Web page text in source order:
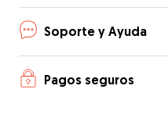
Soporte y Ayuda
Pagos seguros